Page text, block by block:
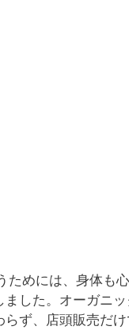
ためには、身体も
ました。オーガニ
ず、店頭販売だけ